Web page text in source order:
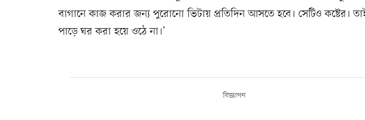
বাগানে কাজ করার জন্য পুরোনো ভিটায় প্রতিদিন আসতে হবে। সেটিও কষ্টের।
পাড়ে ঘর করা হয়ে ওঠে না।’
বিজ্ঞাপন